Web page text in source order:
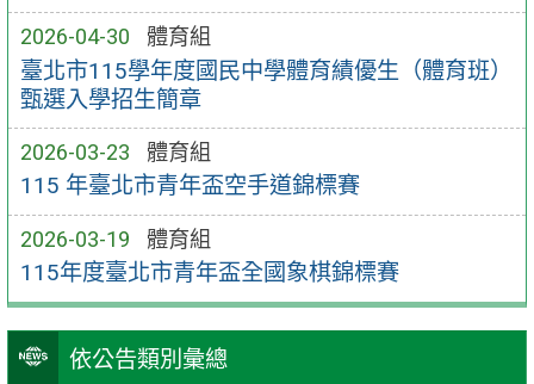
2026-04-30 體育組
臺北市115學年度國民中學體育績優生（體育班）
甄選入學招生簡章
2026-03-23 體育組
115 年臺北市青年盃空手道錦標賽
2026-03-19 體育組
115年度臺北市青年盃全國象棋錦標賽
依公告類別彙總